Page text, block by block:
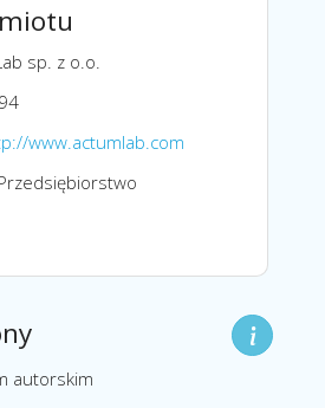
sp. z o.o.
www.actumlab.com
autorskim